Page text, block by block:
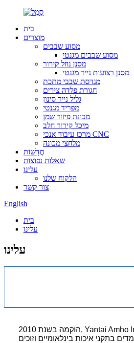
בית
מוצרים
מסוע שבבים
מסוע שבבים מגנטי
מסנן נוזל קירור
מסנן רצועות נייר מגנטי
מגרסת שבבי מתכת
חגורת פלדה צירים
גליל נייר סינון
מפריד מגנטי
מכונת פיזור שמן
מיכל קירור חלב
מרכז עיבוד אנכי CNC
מלחצי מכונה
חֲדָשׁוֹת
שאלות נפוצות
עלינו
הלקוח שלנו
צור קשר
English
בית
עלינו
עלינו
הוקמה בשנת 2010, Yantai Amho International Trade Co., Ltd.היא יצואנית מקצועית העוסקת בתכנון, פיתוח וייצור של אביזרי מכונות (מסוע שבבים, מסנן רצועות נייר, מפריד מגנטי, מגרסה
בתקני איכות בינלאומיים וזוכים